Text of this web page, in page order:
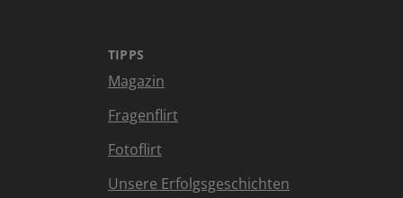
TIPPS
Magazin
Fragenflirt
Fotoflirt
Unsere Erfolgsgeschichten